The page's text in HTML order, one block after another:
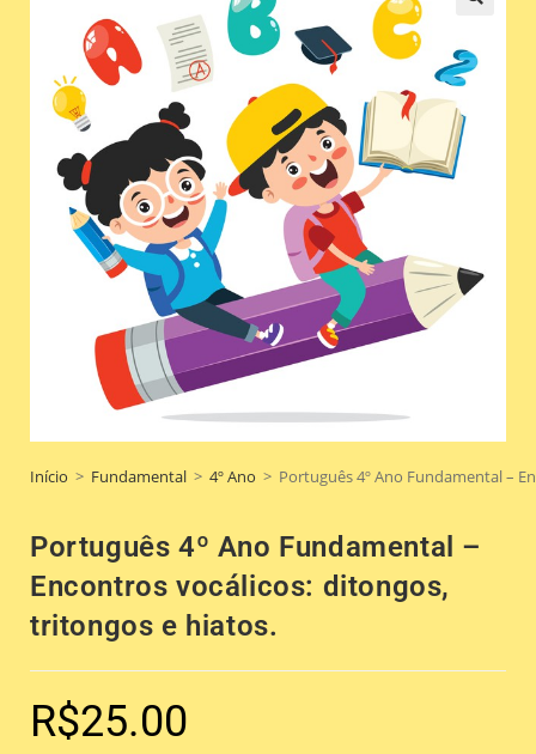
Início > Fundamental > 4º Ano > Português 4º Ano Fundamental –
Português 4º Ano Fundamental –
Encontros vocálicos: ditongos,
tritongos e hiatos.
R$25.00